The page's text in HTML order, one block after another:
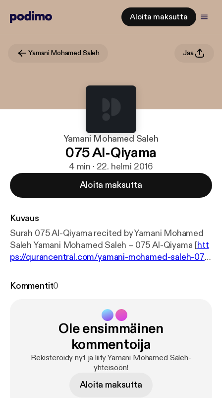
Aloita maksutta
Yamani Mohamed Saleh Jaa
Yamani Mohamed Saleh
075 Al-Qiyama
4 min · 22. helmi 2016
Aloita maksutta
Kuvaus
Surah 075 Al-Qiyama recited by Yamani Mohamed
Saleh Yamani Mohamed Saleh – 075 Al-Qiyama [htt
ps://qurancentral.com/yamani-mohamed-saleh-075
Kommentit0
Ole ensimmäinen
kommentoija
Rekisteröidy nyt ja liity Yamani Mohamed Saleh-
yhteisöön!
Aloita maksutta